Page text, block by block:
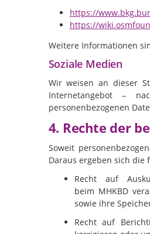
https://
https://
Weitere Informationen
Soziale Medien
Wir weisen an dieser
Internetangebot –
personenbezogenen
4. Rechte der
Soweit
Daraus ergeben sich die
Recht auf
beim MHKBD
sowie ihre
Recht auf